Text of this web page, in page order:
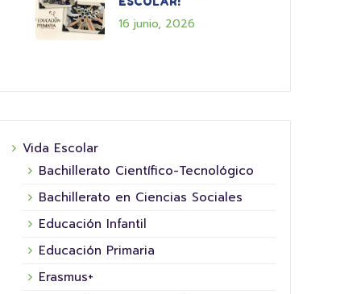
16 junio, 2026
Vida Escolar
Bachillerato Científico-Tecnológico
Bachillerato en Ciencias Sociales
Educación Infantil
Educación Primaria
Erasmus+